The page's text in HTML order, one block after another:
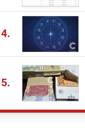
4.
5.